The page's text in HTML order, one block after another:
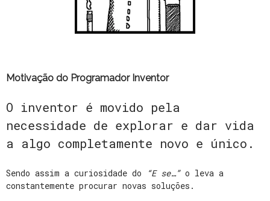
Motivação do Programador Inventor
O inventor é movido pela
necessidade de explorar e dar vida
a algo completamente novo e único.
Sendo assim a curiosidade do “E se…”o leva a
constantemente procurar novas soluções.